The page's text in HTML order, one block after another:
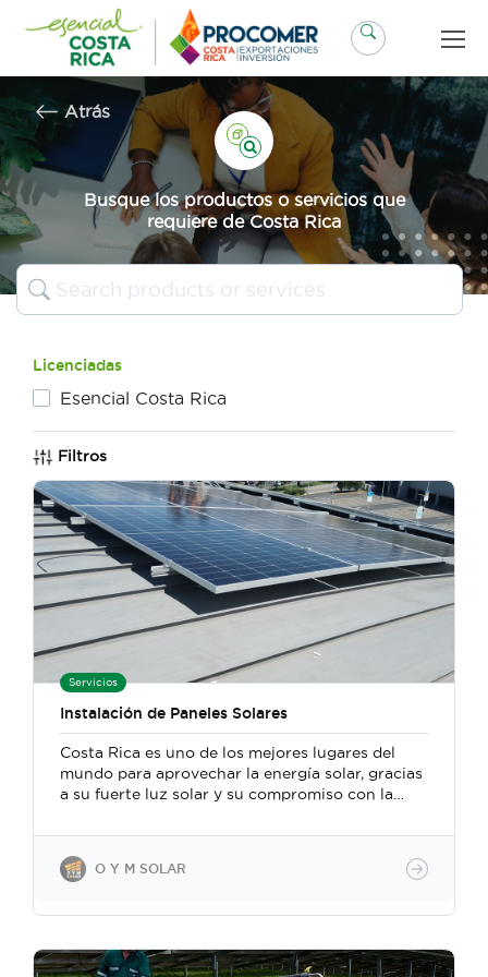
contenido
Atrás
Busque los productos o servicios que
requiere de Costa Rica
Licenciadas
Esencial Costa Rica
Filtros
Servicios
Instalación de Paneles Solares
Costa Rica es uno de los mejores lugares del
mundo para aprovechar la energía solar, gracias
a su fuerte luz solar y su compromiso con la
empresas en el sector de energía fotovoltaica.
Por lo anterior, la instalación de paneles solares
no debe tomarse a la ligera. Es necesario cuidar
estructura, desde las células fotovoltaicas a los
placas, y siempre conviene confiar en empresas
O Y M SOLAR